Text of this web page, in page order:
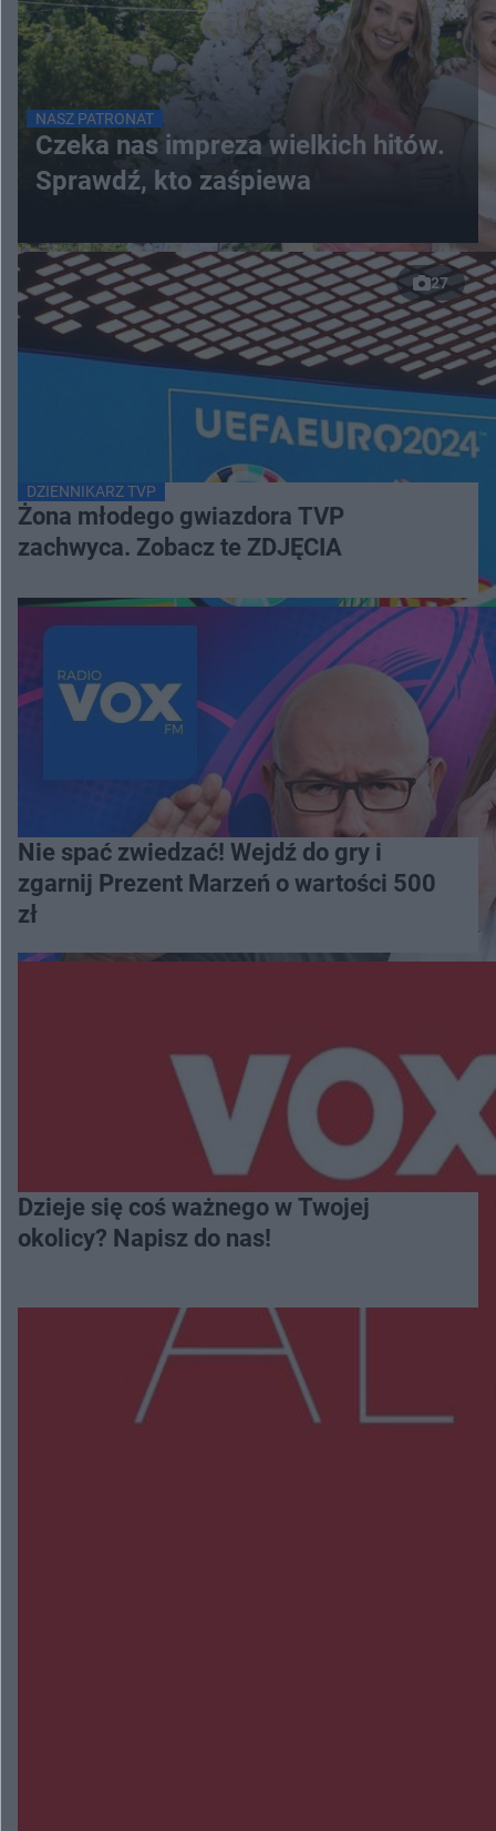
NASZ PATRONAT
Czeka nas impreza wielkich hitów.
Sprawdź, kto zaśpiewa
27
DZIENNIKARZ TVP
Żona młodego gwiazdora TVP
zachwyca. Zobacz te ZDJĘCIA
Nie spać zwiedzać! Wejdź do gry i
zgarnij Prezent Marzeń o wartości 500
zł
Dzieje się coś ważnego w Twojej
okolicy? Napisz do nas!
Więcej